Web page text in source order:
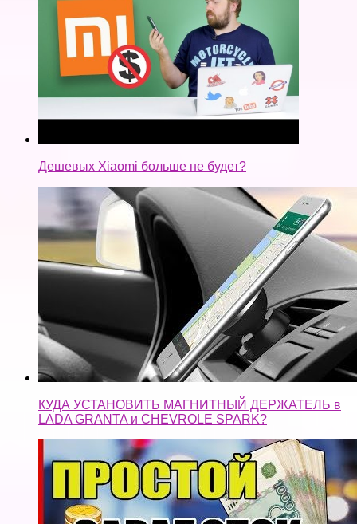
Дешевых Xiaomi больше не будет?
КУДА УСТАНОВИТЬ МАГНИТНЫЙ ДЕРЖАТЕЛЬ в
LADA GRANTA и CHEVROLE SPARK?